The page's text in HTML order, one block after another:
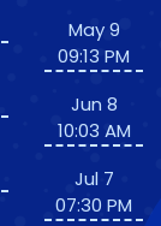
May 9
09:13 PM
Jun 8
10:03 AM
Jul 7
07:30 PM